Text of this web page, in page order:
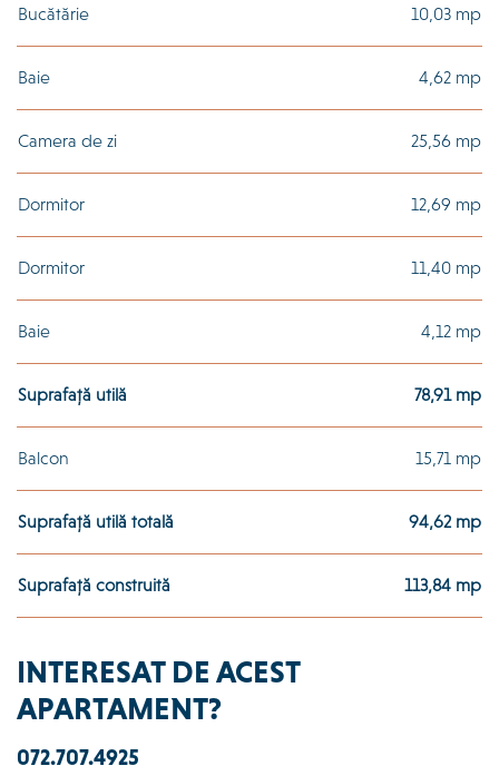
Bucătărie 10,03 mp
Baie 4,62 mp
Camera de zi 25,56 mp
Dormitor 12,69 mp
Dormitor 11,40 mp
Baie 4,12 mp
Suprafață utilă 78,91 mp
Balcon 15,71 mp
Suprafață utilă totală 94,62 mp
Suprafață construită 113,84 mp
INTERESAT DE ACEST
APARTAMENT?
072.707.4925